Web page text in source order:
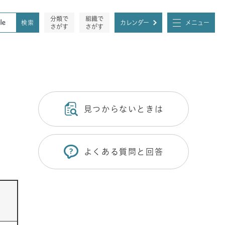
分類で
さがす
組織で
さがす
カレンダー メニュー
見つからないときは
よくある質問と回答